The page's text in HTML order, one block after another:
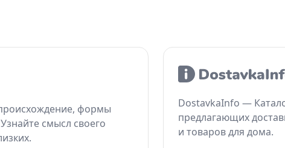
формы
смысл своего
DostavkaInfo —
предлагающих
и товаров для дома.